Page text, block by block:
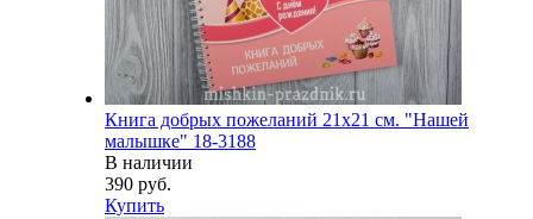
Книга добрых пожеланий 21х21 см. "Нашей
малышке" 18-3188
В наличии
390 руб.
Купить